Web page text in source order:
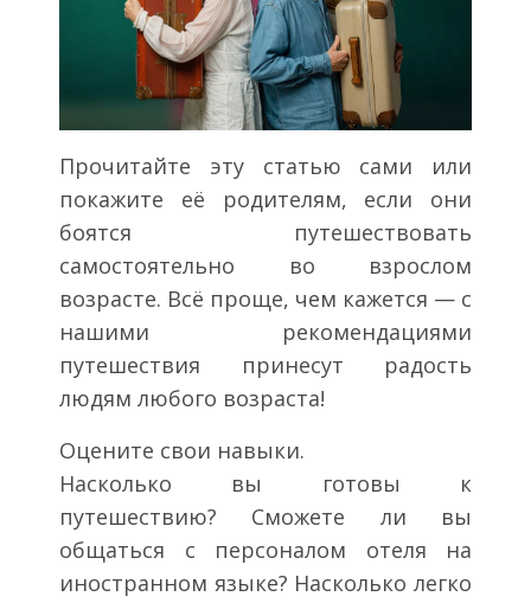
Прочитайте эту статью сами или
покажите её родителям, если они
боятся путешествовать
самостоятельно во взрослом
возрасте. Всё проще, чем кажется — с
нашими рекомендациями
путешествия принесут радость
людям любого возраста!
Оцените свои навыки.
Насколько вы готовы к
путешествию? Сможете ли вы
общаться с персоналом отеля на
иностранном языке? Насколько легко